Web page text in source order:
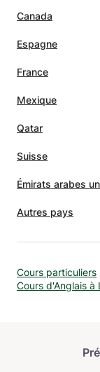
Canada
Espagne
France
Mexique
Qatar
Suisse
Émirats arabes
Autres pays
Cours particuliers
Cours d'Anglais à